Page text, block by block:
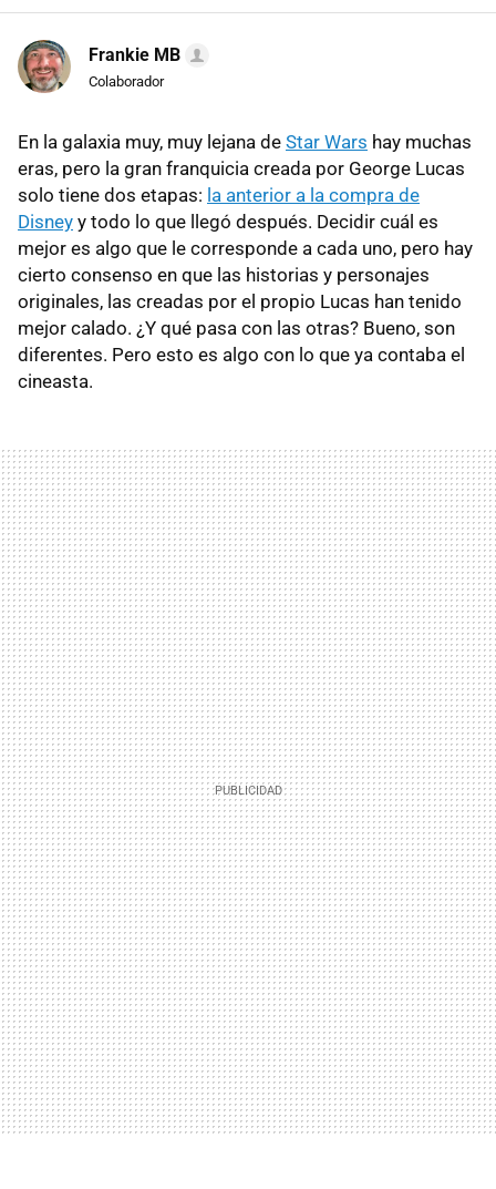
Frankie MB
Colaborador
En la galaxia muy, muy lejana de Star Wars hay muchas
eras, pero la gran franquicia creada por George Lucas
solo tiene dos etapas: la anterior a la compra de
Disney y todo lo que llegó después. Decidir cuál es
mejor es algo que le corresponde a cada uno, pero hay
cierto consenso en que las historias y personajes
originales, las creadas por el propio Lucas han tenido
mejor calado. ¿Y qué pasa con las otras? Bueno, son
diferentes. Pero esto es algo con lo que ya contaba el
cineasta.